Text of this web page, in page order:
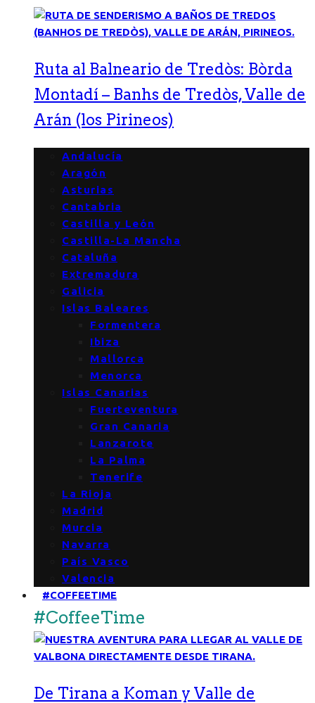
Ruta al Balneario de Tredòs: Bòrda
Montadí – Banhs de Tredòs, Valle de
Arán (los Pirineos)
Andalucía
Aragón
Asturias
Cantabria
Castilla y León
Castilla-La Mancha
Cataluña
Extremadura
Galicia
Islas Baleares
Formentera
Ibiza
Mallorca
Menorca
Islas Canarias
Fuerteventura
Gran Canaria
Lanzarote
La Palma
Tenerife
La Rioja
Madrid
Murcia
Navarra
País Vasco
Valencia
#COFFEETIME
#CoffeeTime
De Tirana a Koman y Valle de